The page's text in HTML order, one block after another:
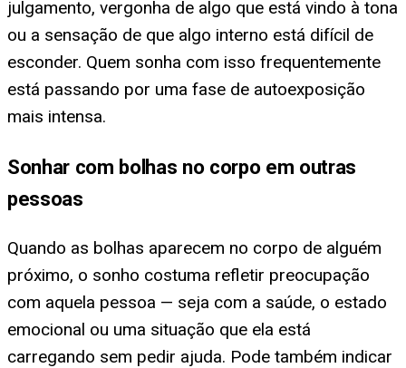
julgamento, vergonha de algo que está vindo à tona
ou a sensação de que algo interno está difícil de
esconder. Quem sonha com isso frequentemente
está passando por uma fase de autoexposição
mais intensa.
Sonhar com bolhas no corpo em outras
pessoas
Quando as bolhas aparecem no corpo de alguém
próximo, o sonho costuma refletir preocupação
com aquela pessoa — seja com a saúde, o estado
emocional ou uma situação que ela está
carregando sem pedir ajuda. Pode também indicar